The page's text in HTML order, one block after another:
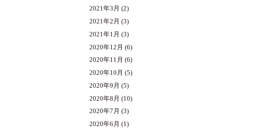
2021年3月 (2)
2021年2月 (3)
2021年1月 (3)
2020年12月 (6)
2020年11月 (6)
2020年10月 (5)
2020年9月 (5)
2020年8月 (10)
2020年7月 (3)
2020年6月 (1)